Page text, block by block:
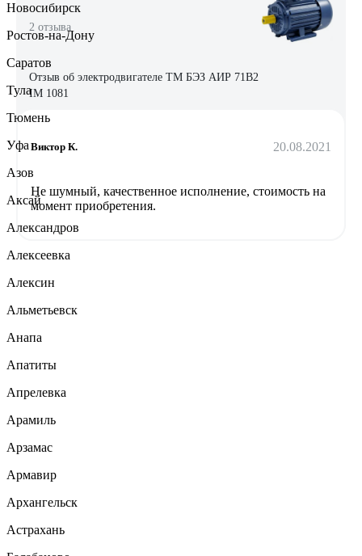
2 отзыва
Отзыв об электродвигателе ТМ БЭЗ АИР 71В2
IM 1081
Виктор К. 20.08.2021
Не шумный, качественное исполнение, стоимость на
момент приобретения.
Новосибирск
Ростов-на-Дону
Саратов
Тула
Тюмень
Уфа
Азов
Аксай
Александров
Алексеевка
Алексин
Альметьевск
Анапа
Апатиты
Апрелевка
Арамиль
Арзамас
Армавир
Архангельск
Астрахань